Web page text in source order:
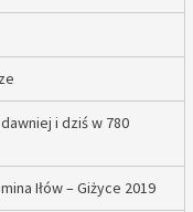
i dziś w 780
Iłów – Giżyce 2019